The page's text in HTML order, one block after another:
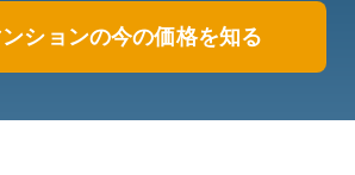
ションの今の価格を知る